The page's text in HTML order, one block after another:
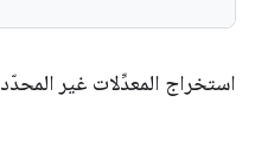
استخراج المعدِّلات غير